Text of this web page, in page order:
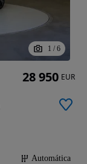
1 / 6
Automática
28 950 EUR